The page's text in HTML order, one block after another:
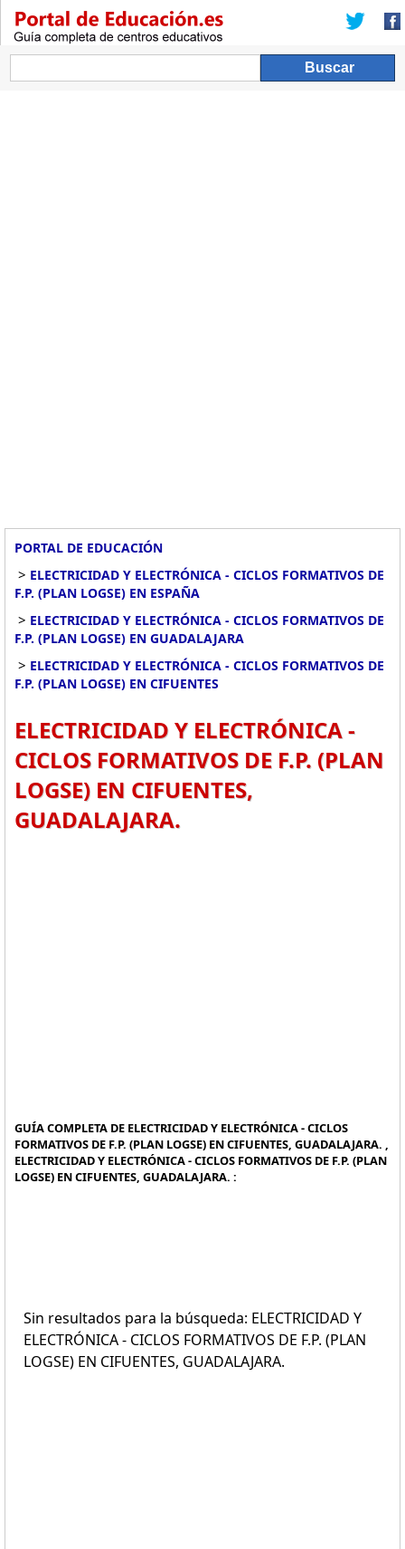
PORTAL DE EDUCACIÓN
> ELECTRICIDAD Y ELECTRÓNICA - CICLOS FORMATIVOS DE
F.P. (PLAN LOGSE) EN ESPAÑA
> ELECTRICIDAD Y ELECTRÓNICA - CICLOS FORMATIVOS DE
F.P. (PLAN LOGSE) EN GUADALAJARA
> ELECTRICIDAD Y ELECTRÓNICA - CICLOS FORMATIVOS DE
F.P. (PLAN LOGSE) EN CIFUENTES
ELECTRICIDAD Y ELECTRÓNICA -
CICLOS FORMATIVOS DE F.P. (PLAN
LOGSE) EN CIFUENTES,
GUADALAJARA.
GUÍA COMPLETA DE ELECTRICIDAD Y ELECTRÓNICA - CICLOS
FORMATIVOS DE F.P. (PLAN LOGSE) EN CIFUENTES, GUADALAJARA. ,
ELECTRICIDAD Y ELECTRÓNICA - CICLOS FORMATIVOS DE F.P. (PLAN
LOGSE) EN CIFUENTES, GUADALAJARA. :
Sin resultados para la búsqueda: ELECTRICIDAD Y
ELECTRÓNICA - CICLOS FORMATIVOS DE F.P. (PLAN
LOGSE) EN CIFUENTES, GUADALAJARA.